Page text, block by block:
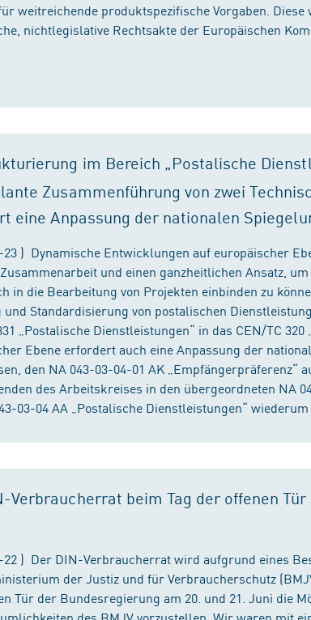
weitreichende produktspezifische Vorgaben.
nichtlegislative Rechtsakte der Europäischen
im Bereich „Postalische
Zusammenführung von zwei
eine Anpassung der nationalen
23 ) Dynamische Entwicklungen auf europäischer
und einen ganzheitlichen Ansatz,
in die Bearbeitung von Projekten einbinden zu
Standardisierung von postalischen
„Postalische Dienstleistungen“ in das CEN/TC
Ebene erfordert auch eine Anpassung der
den NA 043-03-04-01 AK „Empfängerpräferenz“
des Arbeitskreises in den übergeordneten NA
03-04 AA „Postalische Dienstleistungen“
Verbraucherrat beim Tag der offenen
22 ) Der DIN-Verbraucherrat wird aufgrund eines
der Justiz und für Verbraucherschutz
Tür der Bundesregierung am 20. und 21. Juni die